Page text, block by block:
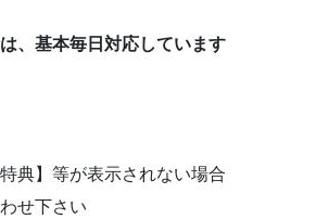
、基本毎日対応しています
典】等が表示されない場合
せ下さい